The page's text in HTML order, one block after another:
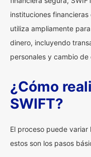
instituciones
utiliza ampliamente
dinero, incluyendo
personales y cambio de
¿Cómo
SWIFT?
El proceso puede
estos son los pasos